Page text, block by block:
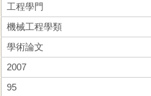
工程學門
機械工程學類
學術論文
2007
95